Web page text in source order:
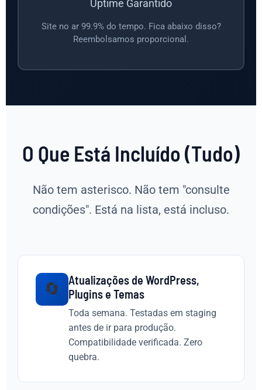
Uptime Garantido
Site no ar 99.9% do tempo. Fica abaixo disso?
Reembolsamos proporcional.
O Que Está Incluído (Tudo)
Não tem asterisco. Não tem "consulte
condições". Está na lista, está incluso.
🔄
Atualizações de WordPress,
Plugins e Temas
Toda semana. Testadas em staging
antes de ir para produção.
Compatibilidade verificada. Zero
quebra.